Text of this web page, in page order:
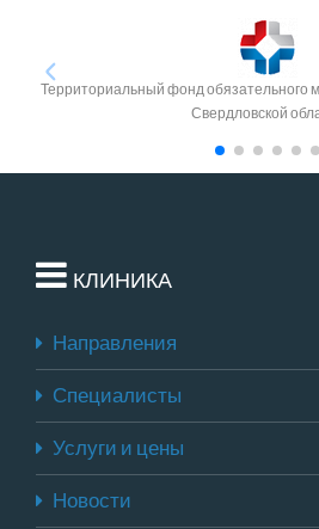
Территориальный фонд обязательного
Свердловской
КЛИНИКА
Направления
Специалисты
Услуги и цены
Новости